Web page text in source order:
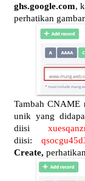
ghs.google.com,
perhatikan
Tambah CNAME
unik yang
diisi
diisi:
Create,